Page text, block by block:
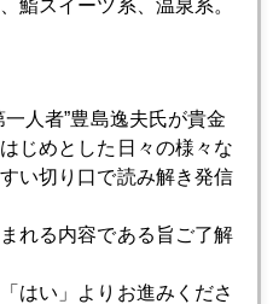
鮨スイーツ系、温泉系。
人者”豊島逸夫氏が貴金
じめとした日々の様々な
い切り口で読み解き発信
れる内容である旨ご了解
はい」よりお進みくださ